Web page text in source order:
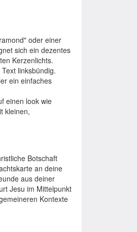
oder einer
sich ein dezentes
Kerzenlichts.
linksbündig.
ein einfaches
einen look wie
kleinen,
Botschaft
an deine
aus deiner
Jesu im Mittelpunkt
Kontexte